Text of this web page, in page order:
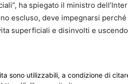
ha spiegato il ministro
escluso, deve impegnarsi
superficiali e disinvolti e
sono utilizzabili, a condizione di